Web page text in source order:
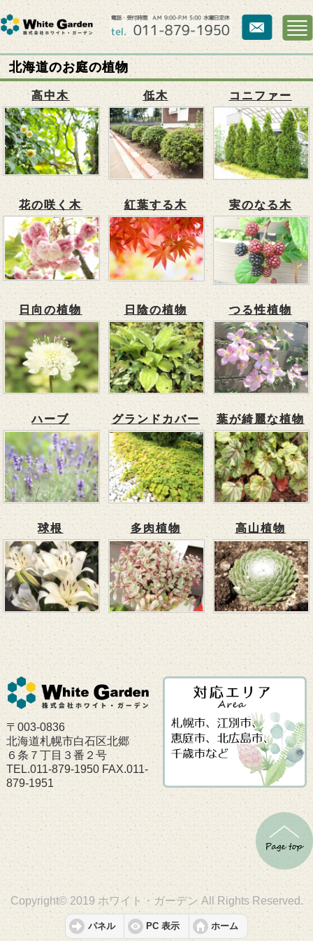
北海道のお庭の植物
高中木 低木 コニファー
花の咲く木 紅葉する木 実のなる木
日向の植物 日陰の植物 つる性植物
ハーブ グランドカバー 葉が綺麗な植物
球根 多肉植物 高山植物
〒003-0836
北海道札幌市白石区北郷
６条７丁目３番２号
TEL.011-879-1950 FAX.011-
879-1951
Copyright© 2019 ホワイト・ガーデン All Rights Reserved.
パネル PC 表示 ホーム